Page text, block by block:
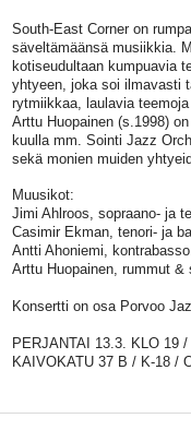
South-East Corner on
säveltämäänsä musiikkia.
kotiseudultaan kumpuavia
yhtyeen, joka soi ilmavasti
rytmiikkaa, laulavia
Arttu Huopainen (s.1998)
kuulla mm. Sointi Jazz
sekä monien muiden
Muusikot:
Jimi Ahlroos, sopraano- ja
Casimir Ekman, tenori- ja
Antti Ahoniemi,
Arttu Huopainen, rummut &
Konsertti on osa Porvoo
PERJANTAI 13.3. KLO 19 /
KAIVOKATU 37 B / K-18 /